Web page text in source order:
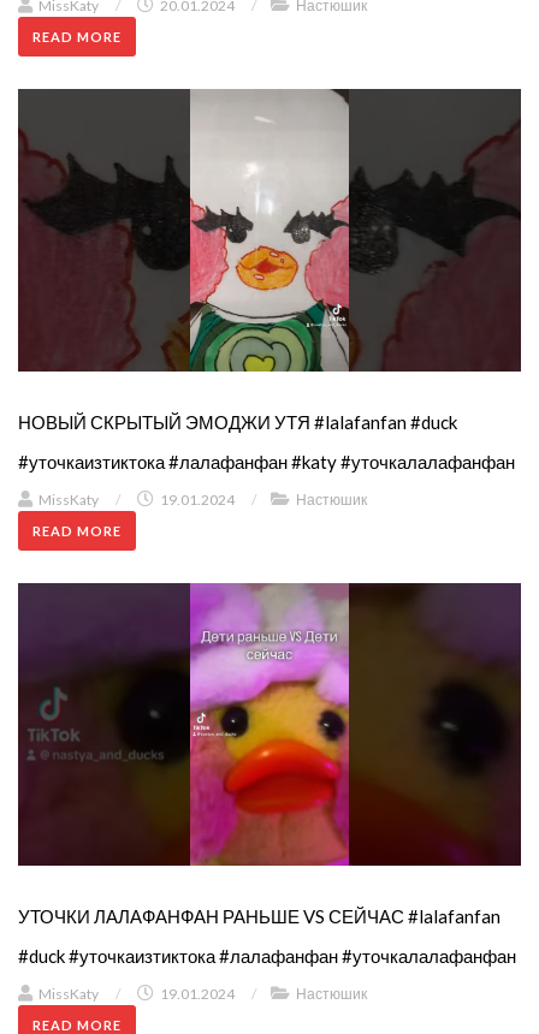
MissKaty / 20.01.2024 / Настюшик
READ MORE
НОВЫЙ СКРЫТЫЙ ЭМОДЖИ УТЯ #lalafanfan #duck
#уточкаизтиктока #лалафанфан #katy #уточкалалафанфан
MissKaty / 19.01.2024 / Настюшик
READ MORE
УТОЧКИ ЛАЛАФАНФАН РАНЬШЕ VS СЕЙЧАС #lalafanfan
#duck #уточкаизтиктока #лалафанфан #уточкалалафанфан
MissKaty / 19.01.2024 / Настюшик
READ MORE